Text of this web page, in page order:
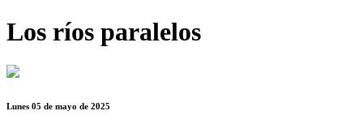
Los ríos paralelos
Lunes 05 de mayo de 2025